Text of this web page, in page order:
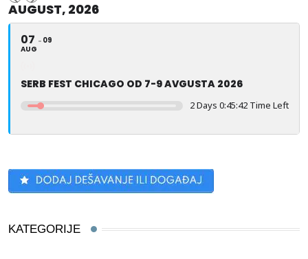
AUGUST, 2026
07
AUG
09
SERB FEST CHICAGO OD 7-9 AVGUSTA 2026
2 Days 0:45:41 Time Left
KATEGORIJE